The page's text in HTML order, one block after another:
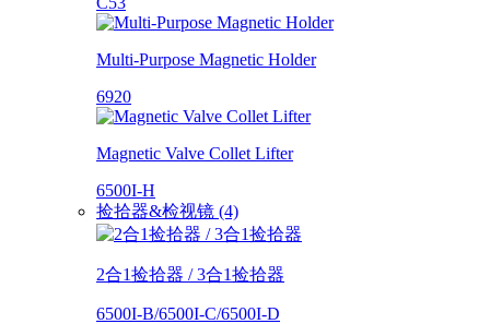
Multi-Purpose Magnetic Holder
6920
Magnetic Valve Collet Lifter
6500I-H
捡拾器&检视镜 (4)
2合1捡拾器 / 3合1捡拾器
6500I-B/6500I-C/6500I-D